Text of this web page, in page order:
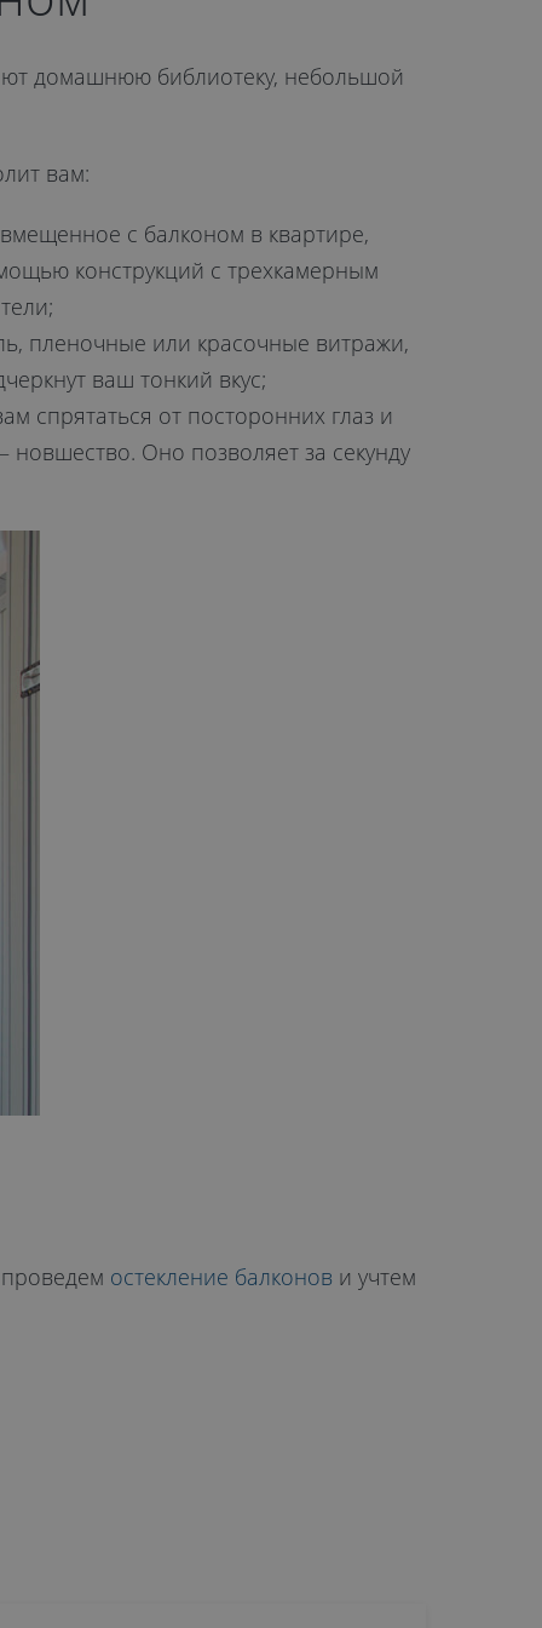
домашнюю библиотеку, небольшой
вам:
с балконом в квартире,
конструкций с трехкамерным
пленочные или красочные витражи,
ваш тонкий вкус;
от посторонних глаз и
Оно позволяет за секунду
остекление балконов и учтем